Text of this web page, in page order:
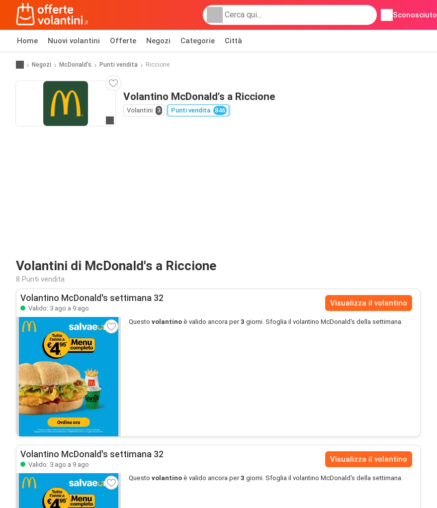
Sconosciuto
Home Nuovi volantini Offerte Negozi Categorie Città
Negozi McDonald's Punti vendita Riccione
Volantino McDonald's a Riccione
Volantini 3 Punti vendita 846
Volantini di McDonald's a Riccione
8 Punti vendita
Volantino McDonald's settimana 32
Valido: 3 ago a 9 ago
Visualizza il volantino
Questo volantino è valido ancora per3 giorni. Sfoglia il volantino McDonald's della settimana.
Volantino McDonald's settimana 32
Valido: 3 ago a 9 ago
Visualizza il volantino
Questo volantino è valido ancora per3 giorni. Sfoglia il volantino McDonald's della settimana.